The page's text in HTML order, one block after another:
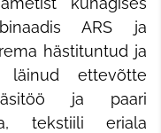
ARS ja
hästituntud ja
läinud ettevõtte
ja paari
tekstiili eriala